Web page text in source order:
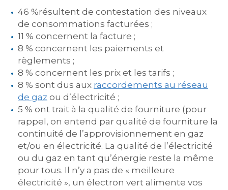
46 %résultent de contestation des niveaux
de consommations facturées ;
11 % concernent la facture ;
8 % concernent les paiements et
règlements ;
8 % concernent les prix et les tarifs ;
8 % sont dus aux raccordements au réseau
de gaz ou d’électricité ;
5 % ont trait à la qualité de fourniture (pour
rappel, on entend par qualité de fourniture la
continuité de l’approvisionnement en gaz
et/ou en électricité. La qualité de l’électricité
ou du gaz en tant qu’énergie reste la même
pour tous. Il n’y a pas de « meilleure
électricité », un électron vert alimente vos